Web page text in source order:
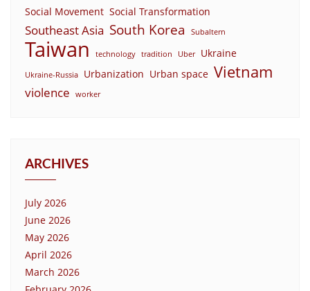
Social Movement Social Transformation
Southeast Asia South Korea Subaltern
Taiwan technology tradition Uber Ukraine
Ukraine-Russia Urbanization Urban space Vietnam
violence worker
ARCHIVES
July 2026
June 2026
May 2026
April 2026
March 2026